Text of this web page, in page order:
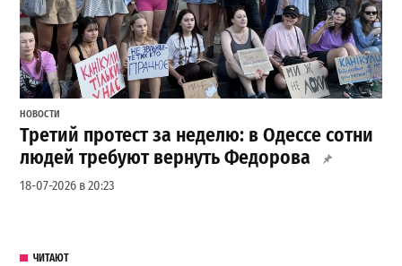
НОВОСТИ
Третий протест за неделю: в Одессе сотни
людей требуют вернуть Федорова
18-07-2026 в 20:23
ЧИТАЮТ